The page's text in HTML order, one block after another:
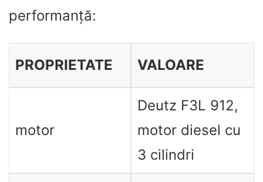
performanță:
PROPRIETATE VALOARE
motor
Deutz F3L 912,
motor diesel cu
3 cilindri